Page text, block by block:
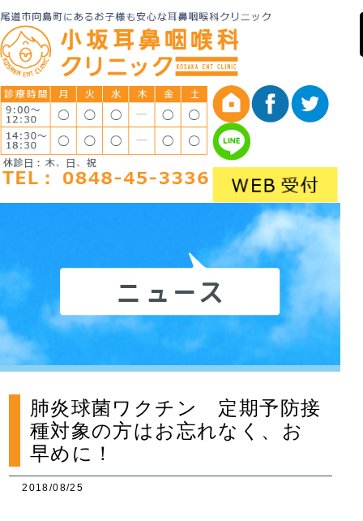
肺炎球菌ワクチン 定期予防接
種対象の方はお忘れなく、お
早めに！
2018/08/25